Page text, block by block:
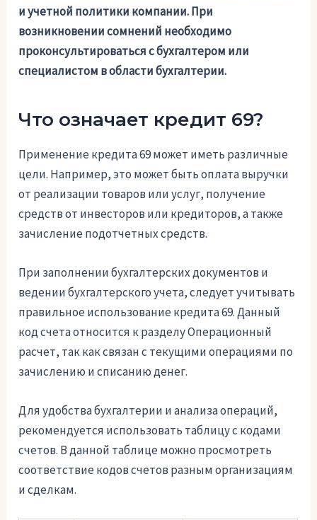
и учетной политики компании. При
возникновении сомнений необходимо
проконсультироваться с бухгалтером или
специалистом в области бухгалтерии.
Что означает кредит 69?
Применение кредита 69 может иметь различные
цели. Например, это может быть оплата выручки
от реализации товаров или услуг, получение
средств от инвесторов или кредиторов, а также
зачисление подотчетных средств.
При заполнении бухгалтерских документов и
ведении бухгалтерского учета, следует учитывать
правильное использование кредита 69. Данный
код счета относится к разделу Операционный
расчет, так как связан с текущими операциями по
зачислению и списанию денег.
Для удобства бухгалтерии и анализа операций,
рекомендуется использовать таблицу с кодами
счетов. В данной таблице можно просмотреть
соответствие кодов счетов разным организациям
и сделкам.